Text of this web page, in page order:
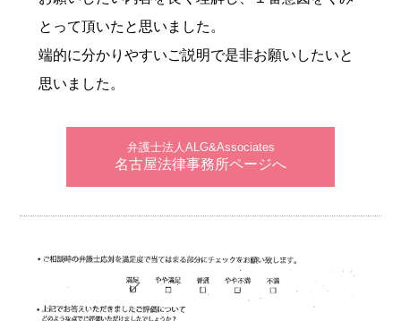
とって頂いたと思いました。
端的に分かりやすいご説明で是非お願いしたいと
思いました。
弁護士法人ALG&Associates
名古屋法律事務所ページへ